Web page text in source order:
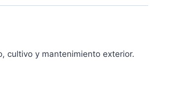
cultivo y mantenimiento exterior.